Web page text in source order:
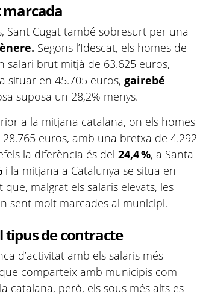
Sant Cugat també sobresurt per una
Segons l’Idescat, els homes de
salari brut mitjà de 63.625 euros,
situar en 45.705 euros, gairebé
suposa un 28,2% menys.
a la mitjana catalana, on els homes
euros, amb una bretxa de 4.292
la diferència és del24,4 %, a Santa
i la mitjana a Catalunya se situa en
malgrat els salaris elevats, les
sent molt marcades al municipi.
tipus de contracte
d’activitat amb els salaris més
comparteix amb municipis com
catalana, però, els sous més alts es